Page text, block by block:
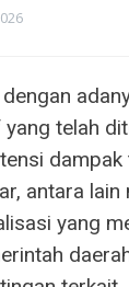
telah
dampak
antara lain
yang